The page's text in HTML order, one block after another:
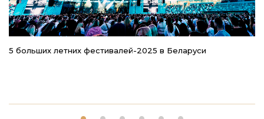
5 больших летних фестивалей-2025 в Беларуси